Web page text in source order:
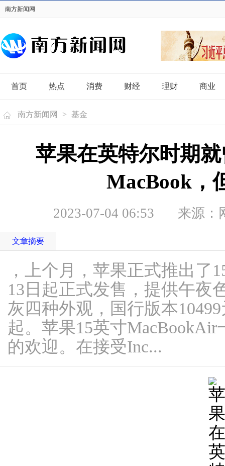
南方新闻网
首页 热点 消费 财经 理财 商业
南方新闻网 > 基金
苹果在英特尔时期
MacBook，
2023-07-04 06:53 来源：
文章摘要
，上个月，苹果正式推出了
13日起正式发售，提供午夜
灰四种外观，国行版本
起。苹果15英寸
的欢迎。在接受Inc...